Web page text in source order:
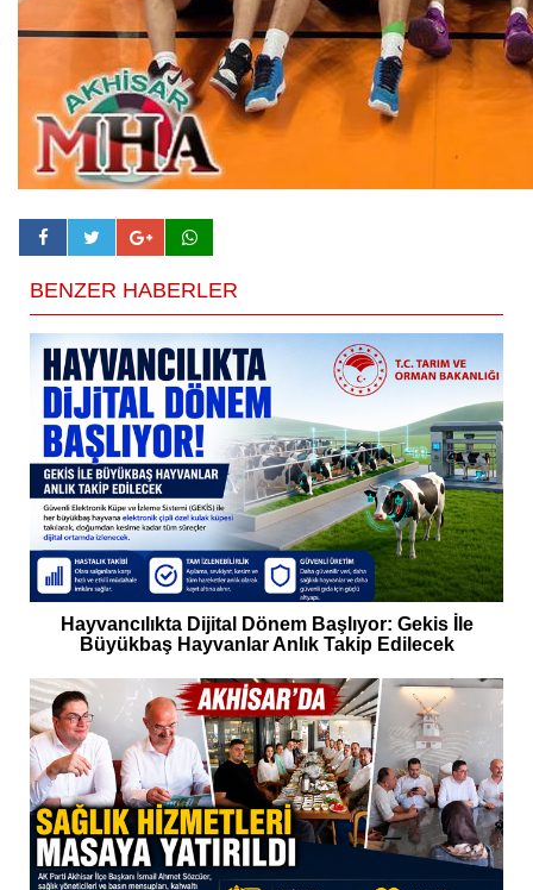
BENZER HABERLER
Hayvancılıkta Dijital Dönem Başlıyor: Gekis İle
Büyükbaş Hayvanlar Anlık Takip Edilecek